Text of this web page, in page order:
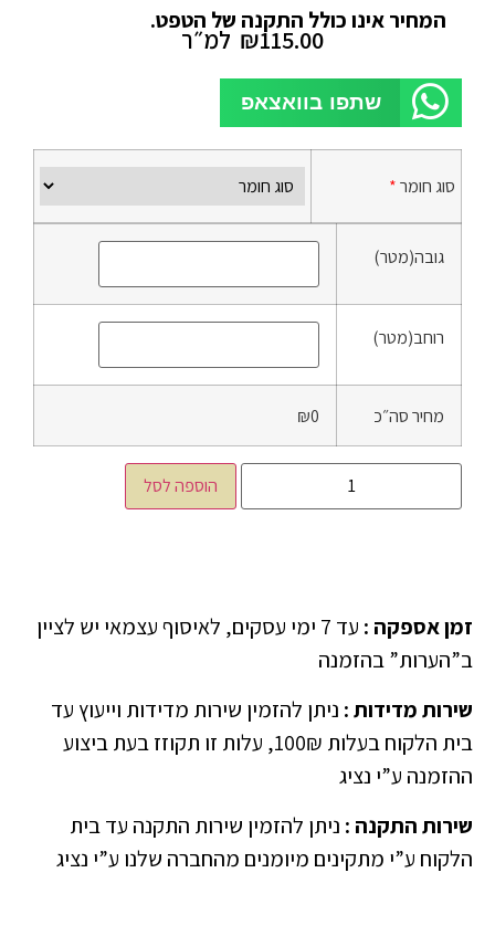
המחיר אינו כולל התקנה של הטפט.
₪115.00 למ״ר
שתפו בוואצאפ
סוג חומר*
גובה(מטר)
רוחב(מטר)
מחיר סה״כ ₪0
הוספה לסל
זמן אספקה :
עד 7 ימי עסקים, לאיסוף עצמאי יש לציין
ב”הערות” בהזמנה
שירות מדידות: ניתן להזמין שירות מדידות וייעוץ עד
בית הלקוח בעלות 100₪, עלות זו תקוזז בעת ביצוע
ההזמנה ע”י נציג
שירות התקנה : ניתן להזמין שירות התקנה עד בית
הלקוח ע”י מתקינים מיומנים מהחברה שלנו ע”י נציג